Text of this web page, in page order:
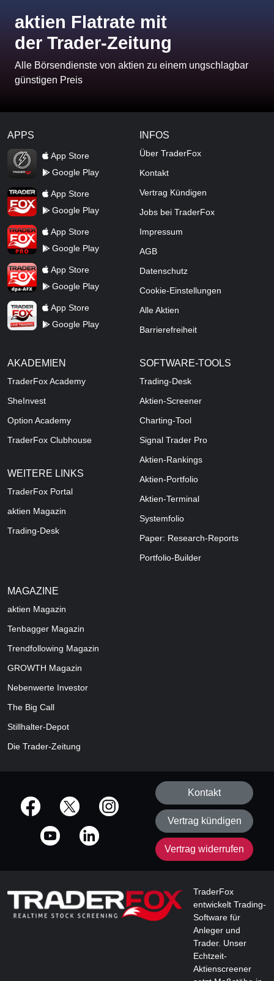
aktien Flatrate mit
der Trader-Zeitung
Alle Börsendienste von aktien zu einem ungschlagbar
günstigen Preis
APPS
TraderFox Flash
App Store
Google Play
TraderFox AppApp Store
Google Play
TraderFox ProApp Store
Google Play
TraderFox dpa-AFX ProFeed
App Store
Google Play
TraderFox Live Trading
App Store
Google Play
INFOS
Über TraderFox
Kontakt
Vertrag Kündigen
Jobs bei TraderFox
Impressum
AGB
Datenschutz
Cookie-Einstellungen
Alle Aktien
Barrierefreiheit
AKADEMIEN
TraderFox Academy
SheInvest
Option Academy
TraderFox Clubhouse
WEITERE LINKS
TraderFox Portal
aktien Magazin
Trading-Desk
SOFTWARE-TOOLS
Trading-Desk
Aktien-Screener
Charting-Tool
Signal Trader Pro
Aktien-Rankings
Aktien-Portfolio
Aktien-Terminal
Systemfolio
Paper: Research-Reports
Portfolio-Builder
MAGAZINE
aktien Magazin
Tenbagger Magazin
Trendfollowing Magazin
GROWTH Magazin
Nebenwerte Investor
The Big Call
Stillhalter-Depot
Die Trader-Zeitung
offizielle Social Media-Accounts
Kontakt
Vertrag kündigen
Vertrag widerrufen
TraderFox
entwickelt Trading-
Software für
Anleger und
Trader. Unser
Echtzeit-
Aktienscreener